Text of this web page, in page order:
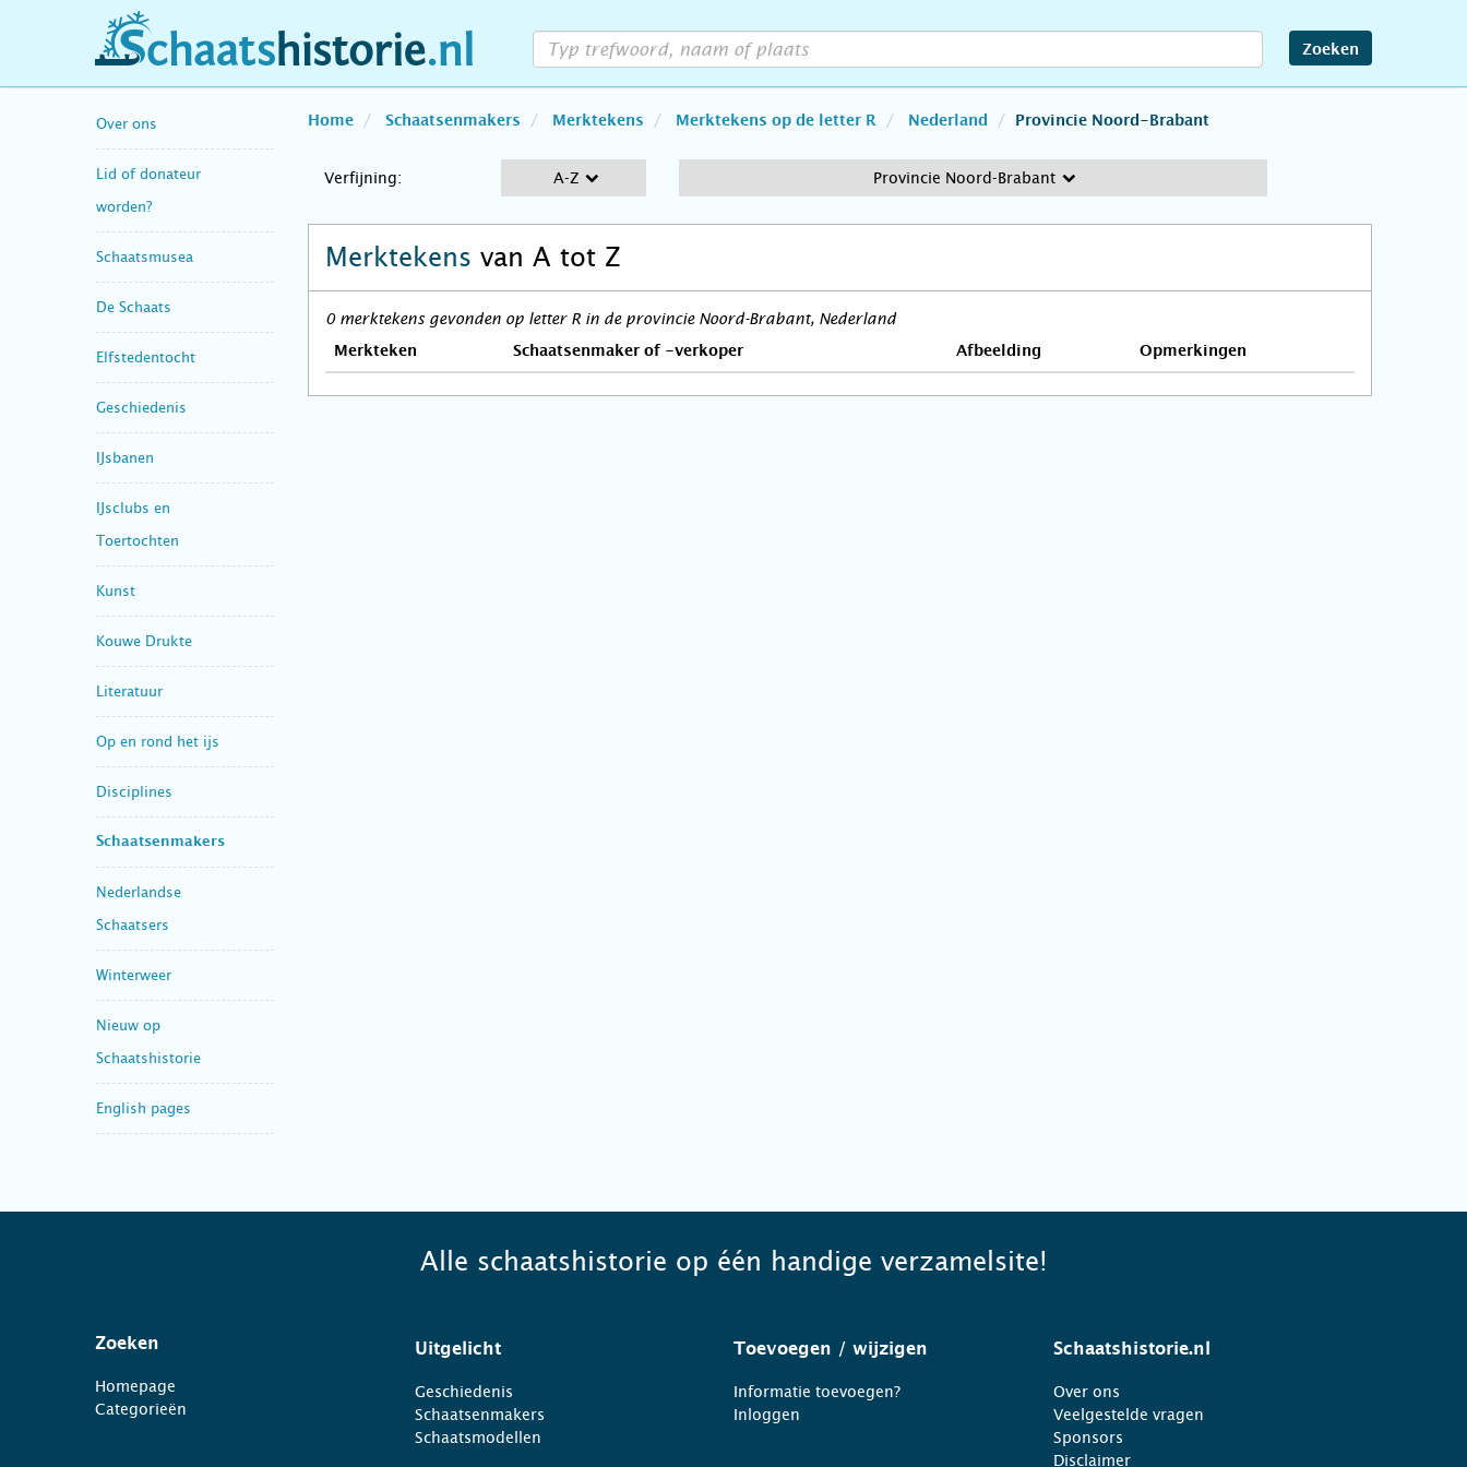
schaatshistorie.nl Zoeken
Over ons
Lid of donateur
worden?
Schaatsmusea
De Schaats
Elfstedentocht
Geschiedenis
IJsbanen
IJsclubs en
Toertochten
Kunst
Kouwe Drukte
Literatuur
Op en rond het ijs
Disciplines
Schaatsenmakers
Nederlandse
Schaatsers
Winterweer
Nieuw op
Schaatshistorie
English pages
Home Schaatsenmakers Merktekens Merktekens op de letter R Nederland Provincie Noord-Brabant
Verfijning: A-Z Provincie Noord-Brabant
Merktekens van A tot Z
0 merktekens gevonden op letter R in de provincie Noord-Brabant, Nederland
Merkteken Schaatsenmaker of -verkoper Afbeelding Opmerkingen
Alle schaatshistorie op één handige verzamelsite!
Zoeken
Homepage
Categorieën
Uitgelicht
Geschiedenis
Schaatsenmakers
Schaatsmodellen
Toevoegen / wijzigen
Informatie toevoegen?
Inloggen
Schaatshistorie.nl
Over ons
Veelgestelde vragen
Sponsors
Disclaimer